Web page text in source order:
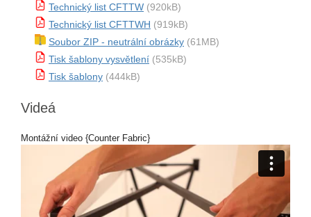
Technický list CFTTW (920kB)
Technický list CFTTWH (919kB)
Soubor ZIP - neutrální obrázky (61MB)
Tisk šablony vysvětlení (535kB)
Tisk šablony (444kB)
Videá
Montážní video {Counter Fabric}